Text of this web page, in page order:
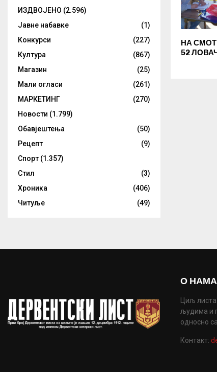
НА
52
ИЗДВОЈЕНО (2.596)
Јавне набавке
(1)
Конкурси
(227)
Култура
(867)
Магазин
(25)
Мали огласи
(261)
МАРКЕТИНГ
(270)
Новости (1.799)
Обавјештења
(50)
Рецепт
(9)
Спорт (1.357)
Стил
(3)
Хроника
(406)
Читуље
(49)
О НАМА
Циљ
људима и
односно
Контакт: